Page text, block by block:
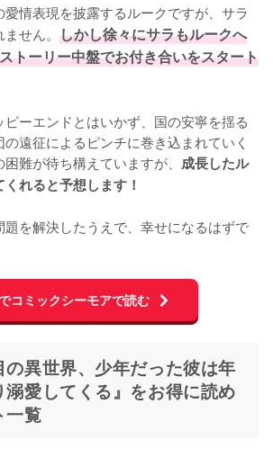
情表現を披露するルークですが、サラ
せん。 しかし徐々にサラもルークへ
トーリー中盤でお付き合いをスタート
ピーエンドとはいかず、国の安寧を揺る
遠征によるピンチに巻き込まれていく
難が待ち構えていますが、 成長したル
れると予想します！
を解決したうえで、幸せになるはずで
コミックシーモアで読む
異世界、少年だった彼は年
愛してくる』をお得に読め
一覧